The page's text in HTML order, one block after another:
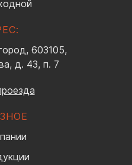
603105,
д. 43, п. 7